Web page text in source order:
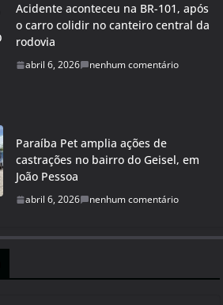
Acidente aconteceu na BR-101, após
o carro colidir no canteiro central da
rodovia
abril 6, 2026 nenhum comentário
Paraíba Pet amplia ações de
castrações no bairro do Geisel, em
João Pessoa
abril 6, 2026 nenhum comentário